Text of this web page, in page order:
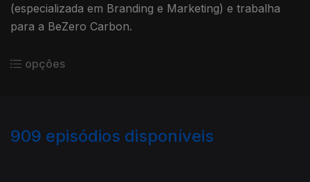
(especializada em Branding e Marketing) e trabalha
para a BeZero Carbon.
opções
909 episódios disponíveis